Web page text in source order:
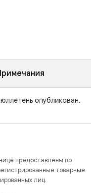
опубликован.
предоставлены по
товарные
лиц.